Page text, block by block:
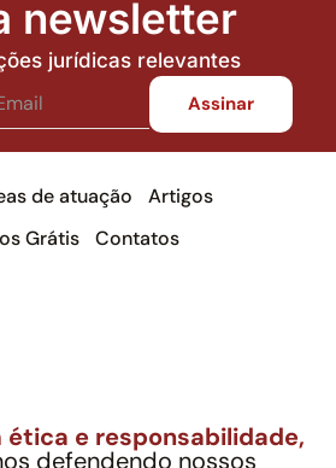
newsletter
jurídicas relevantes
de atuação
Artigos
Grátis
Contatos
e responsabilidade,
defendendo nossos